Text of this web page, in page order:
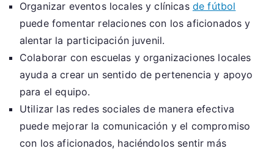
Organizar eventos locales y clínicas de fútbol
puede fomentar relaciones con los aficionados y
alentar la participación juvenil.
Colaborar con escuelas y organizaciones locales
ayuda a crear un sentido de pertenencia y apoyo
para el equipo.
Utilizar las redes sociales de manera efectiva
puede mejorar la comunicación y el compromiso
con los aficionados, haciéndolos sentir más